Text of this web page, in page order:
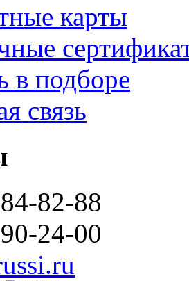
карты
подборе
связь
82-88
24-00